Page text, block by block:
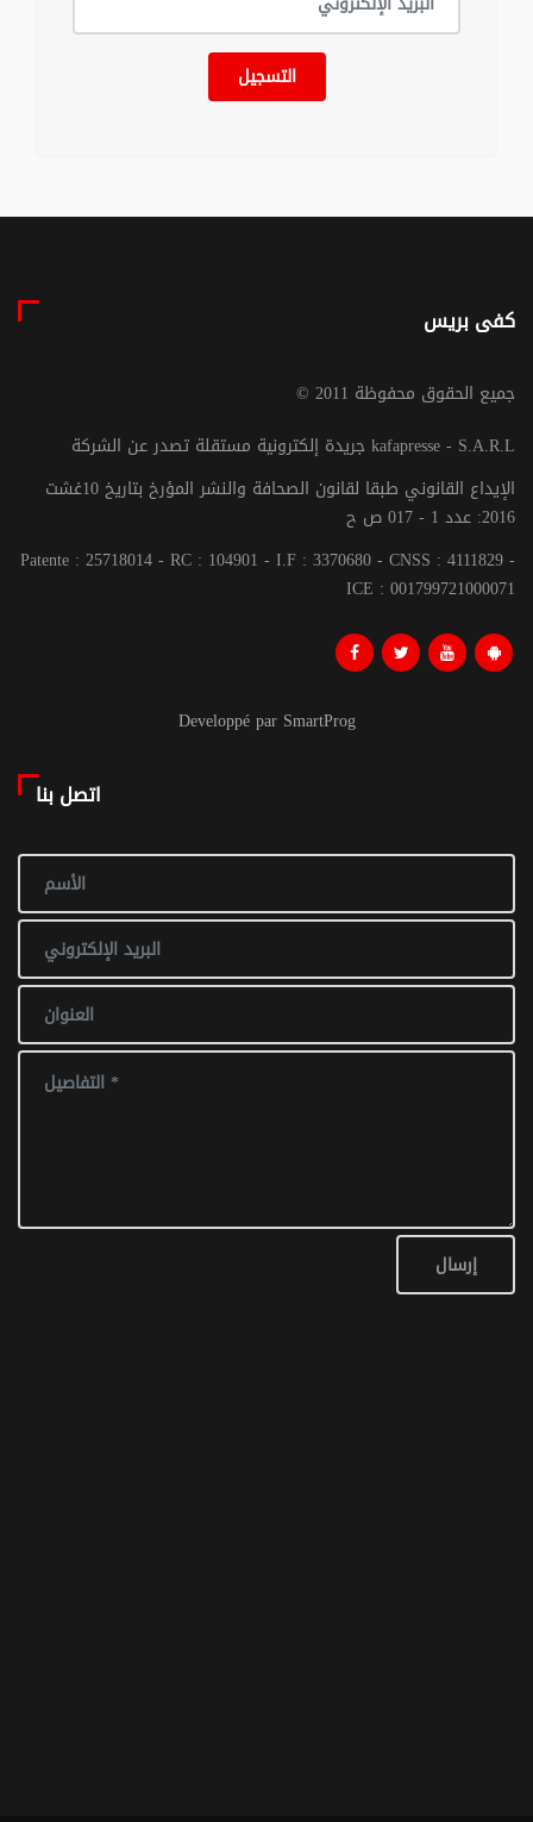
التسجيل
كفى بريس
© جميع الحقوق محفوظة 2011
جريدة إلكترونية مستقلة تصدر عن الشركة kafapresse - S.A.R.L
الإيداع القانوني طبقا لقانون الصحافة والنشر المؤرخ بتاريخ 10غشت
2016: عدد 1 - 017 ص ح
Patente : 25718014 - RC : 104901 - I.F : 3370680 - CNSS : 4111829 -
ICE : 001799721000071
Developpé par SmartProg
اتصل بنا